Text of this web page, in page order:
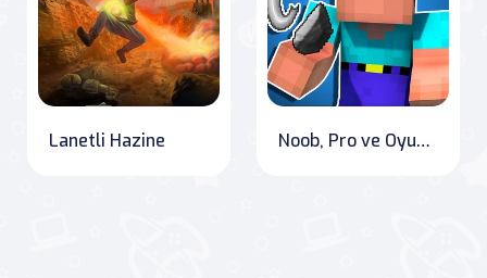
Lanetli Hazine Noob, Pro ve Oyun Keşifleri - Minecraft Trolling Oyunu